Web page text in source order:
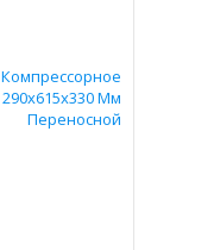
Компрессорное
290х615х330 Мм
Переносной